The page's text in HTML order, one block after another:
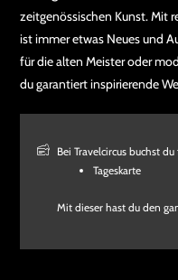
zeitgenössischen Kunst. Mit
ist immer etwas Neues und
für die alten Meister oder
du garantiert inspirierende
Bei Travelcircus buchst
Tageskarte
Mit dieser hast du den